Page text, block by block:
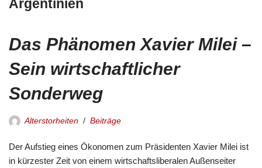
Argentinien
Das Phänomen Xavier Milei –
Sein wirtschaftlicher
Sonderweg
Alterstorheiten Beiträge
Der Aufstieg eines Ökonomen zum Präsidenten Xavier Milei ist
in kürzester Zeit von einem wirtschaftsliberalen Außenseiter